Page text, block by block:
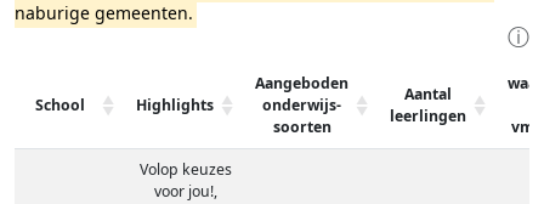
naburige gemeenten.
ⓘ
School Highlights
Aangeboden
onderwijs-
soorten
Aantal
leerlingen
Volop keuzes
voor jou!,